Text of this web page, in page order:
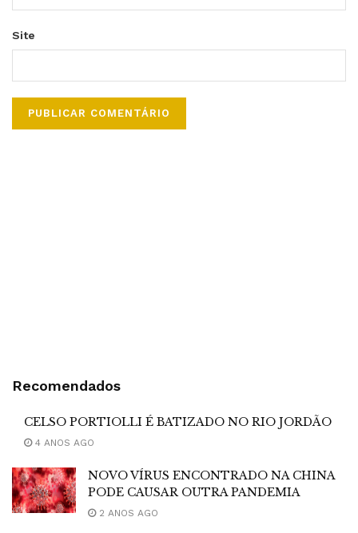
Site
Recomendados
CELSO PORTIOLLI É BATIZADO NO RIO JORDÃO
4 ANOS AGO
NOVO VÍRUS ENCONTRADO NA CHINA
PODE CAUSAR OUTRA PANDEMIA
2 ANOS AGO